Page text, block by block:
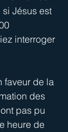
Jésus est
interroger
faveur de la
des
pas pu
heure de